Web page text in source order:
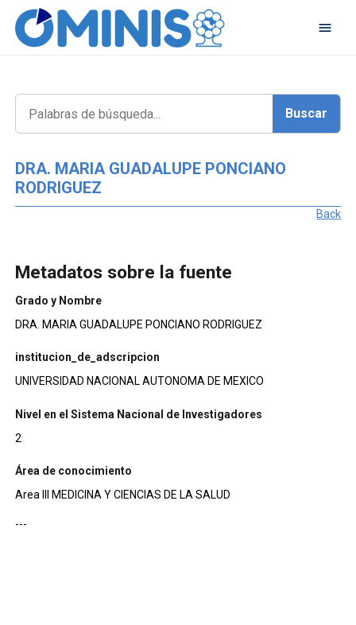
DRA. MARIA GUADALUPE PONCIANO
RODRIGUEZ
Back
Metadatos sobre la fuente
Grado y Nombre
DRA. MARIA GUADALUPE PONCIANO RODRIGUEZ
institucion_de_adscripcion
UNIVERSIDAD NACIONAL AUTONOMA DE MEXICO
Nivel en el Sistema Nacional de Investigadores
2
Área de conocimiento
Area III MEDICINA Y CIENCIAS DE LA SALUD
---